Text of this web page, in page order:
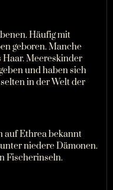
Häufig mit
geboren. Manche
Meereskinder
und haben sich
in der Welt der
auf Ethrea bekannt
niedere Dämonen.
Fischerinseln.